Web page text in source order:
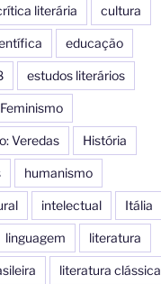
literária cultura
educação
estudos literários
Feminismo
Veredas História
humanismo
intelectual Itália
linguagem literatura
literatura clássica